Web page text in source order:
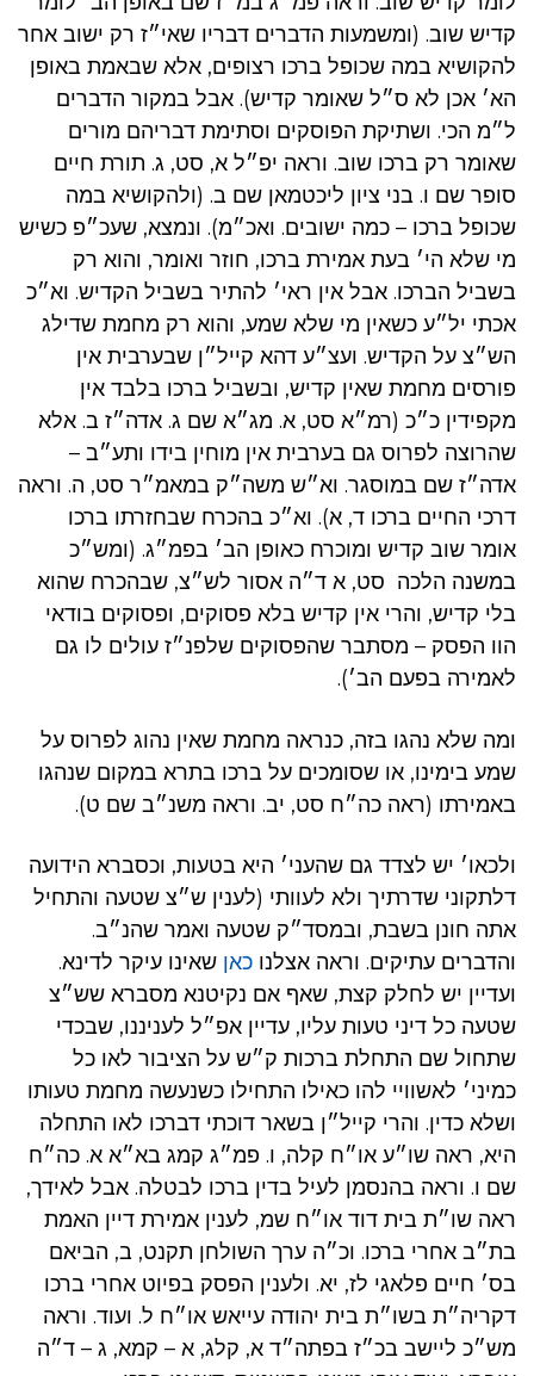
קדיש שוב. (ומשמעות הדברים דבריו שאי״ז רק ישוב אחר
להקושיא במה שכופל ברכו רצופים, אלא שבאמת באופן
הא׳ אכן לא ס״ל שאומר קדיש). אבל במקור הדברים
ל״מ הכי. ושתיקת הפוסקים וסתימת דבריהם מורים
שאומר רק ברכו שוב. וראה יפ״ל א, סט, ג. תורת חיים
סופר שם ו. בני ציון ליכטמאן שם ב. (ולהקושיא במה
שכופל ברכו – כמה ישובים. ואכ״מ). ונמצא, שעכ״פ כשיש
מי שלא הי׳ בעת אמירת ברכו, חוזר ואומר, והוא רק
בשביל הברכו. אבל אין ראי׳ להתיר בשביל הקדיש. וא״כ
אכתי יל״ע כשאין מי שלא שמע, והוא רק מחמת שדילג
הש״צ על הקדיש. ועצ״ע דהא קייל״ן שבערבית אין
פורסים מחמת שאין קדיש, ובשביל ברכו בלבד אין
מקפידין כ״כ (רמ״א סט, א. מג״א שם ג. אדה״ז ב. אלא
שהרוצה לפרוס גם בערבית אין מוחין בידו ותע״ב –
אדה״ז שם במוסגר. וא״ש משה״ק במאמ״ר סט, ה. וראה
דרכי החיים ברכו ד, א). וא״כ בהכרח שבחזרתו ברכו
אומר שוב קדיש ומוכרח כאופן הב׳ בפמ״ג. (ומש״כ
במשנה הלכה סט, א ד״ה אסור לש״צ, שבהכרח שהוא
בלי קדיש, והרי אין קדיש בלא פסוקים, ופסוקים בודאי
הוו הפסק – מסתבר שהפסוקים שלפנ״ז עולים לו גם
לאמירה בפעם הב׳).
ומה שלא נהגו בזה, כנראה מחמת שאין נהוג לפרוס על
שמע בימינו, או שסומכים על ברכו בתרא במקום שנהגו
באמירתו (ראה כה״ח סט, יב. וראה משנ״ב שם ט).
ולכאו׳ יש לצדד גם שהעני׳ היא בטעות, וכסברא הידועה
דלתקוני שדרתיך ולא לעוותי (לענין ש״צ שטעה והתחיל
אתה חונן בשבת, ובמסד״ק שטעה ואמר שהנ״ב.
והדברים עתיקים. וראה אצלנו כאן שאינו עיקר לדינא.
ועדיין יש לחלק קצת, שאף אם נקיטנא מסברא שש״צ
שטעה כל דיני טעות עליו, עדיין אפ״ל לעניננו, שבכדי
שתחול שם התחלת ברכות ק״ש על הציבור לאו כל
כמיני׳ לאשוויי להו כאילו התחילו כשנעשה מחמת טעותו
ושלא כדין. והרי קייל״ן בשאר דוכתי דברכו לאו התחלה
היא, ראה שו״ע או״ח קלה, ו. פמ״ג קמג בא״א א. כה״ח
שם ו. וראה בהנסמן לעיל בדין ברכו לבטלה. אבל לאידך,
ראה שו״ת בית דוד או״ח שמ, לענין אמירת דיין האמת
בת״ב אחרי ברכו. וכ״ה ערך השולחן תקנט, ב, הביאם
בס׳ חיים פלאגי לז, יא. ולענין הפסק בפיוט אחרי ברכו
דקריה״ת בשו״ת בית יהודה עייאש או״ח ל. ועוד. וראה
מש״כ ליישב בכ״ז בפתה״ד א, קלג, א – קמא, ג – ד״ה